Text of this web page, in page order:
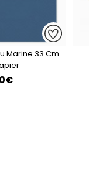
Marine 33 Cm